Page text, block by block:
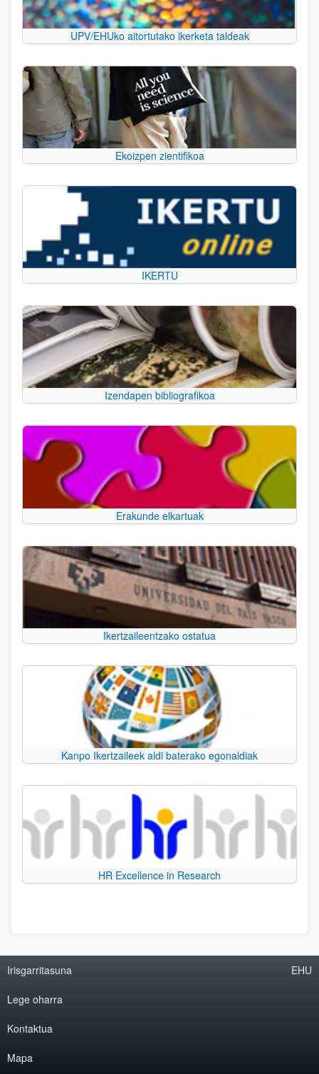
UPV/EHUko aitortutako ikerketa taldeak
Ekoizpen zientifikoa
IKERTU
Izendapen bibliografikoa
Erakunde elkartuak
Ikertzaileentzako ostatua
Kanpo Ikertzaileek aldi baterako egonaldiak
HR Excellence in Research
Irisgarritasuna
Lege oharra
Kontaktua
Mapa
EHU